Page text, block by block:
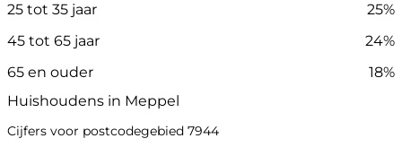
25 tot 35 jaar
25%
45 tot 65 jaar
24%
65 en ouder
18%
Huishoudens in Meppel
Cijfers voor postcodegebied 7944